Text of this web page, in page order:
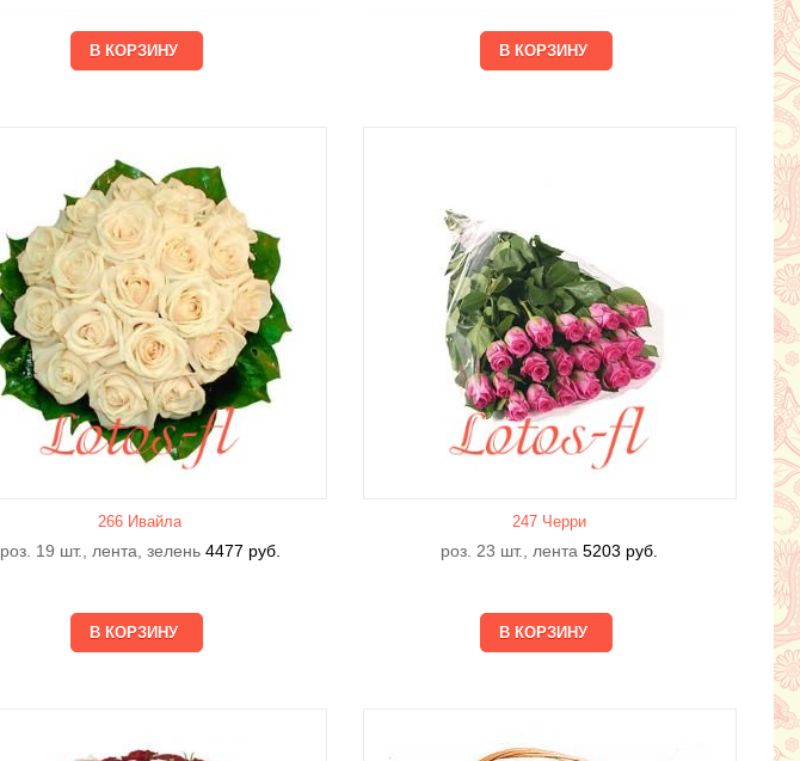
266 Ивайла
роз. 19 шт., лента, зелень 4477 руб.
247 Черри
роз. 23 шт., лента 5203 руб.